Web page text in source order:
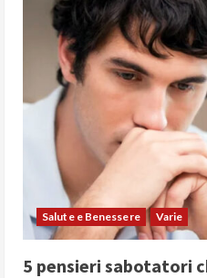
Salute e Benessere Varie
5 pensieri sabotatori